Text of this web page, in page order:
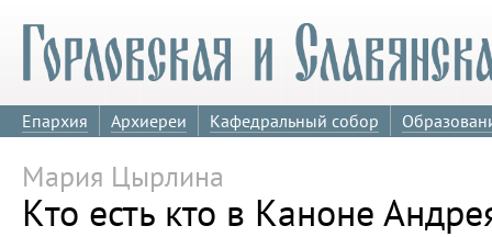
Епархия Архиереи Кафедральный собор
Мария Цырлина
Кто есть кто в Каноне